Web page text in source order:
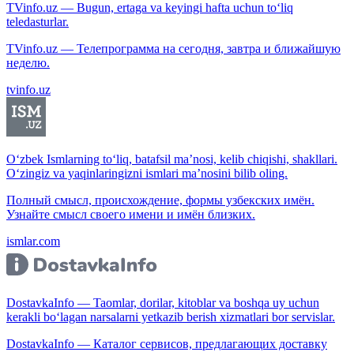
TVinfo.uz — Bugun, ertaga va keyingi hafta uchun to‘liq
teledasturlar.
TVinfo.uz — Телепрограмма на сегодня, завтра и ближайшую
неделю.
tvinfo.uz
O‘zbek Ismlarning to‘liq, batafsil ma’nosi, kelib chiqishi, shakllari.
O‘zingiz va yaqinlaringizni ismlari ma’nosini bilib oling.
Полный смысл, происхождение, формы узбекских имён.
Узнайте смысл своего имени и имён близких.
ismlar.com
DostavkaInfo — Taomlar, dorilar, kitoblar va boshqa uy uchun
kerakli bo‘lagan narsalarni yetkazib berish xizmatlari bor servislar.
DostavkaInfo — Каталог сервисов, предлагающих доставку